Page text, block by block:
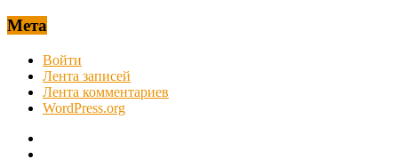
Мета
Войти
Лента записей
Лента комментариев
WordPress.org